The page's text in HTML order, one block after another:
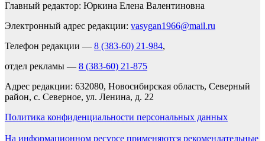
Главный редактор: Юркина Елена Валентиновна
Электронный адрес редакции: vasygan1966@mail.ru
Телефон редакции — 8 (383-60) 21-984,
отдел рекламы — 8 (383-60) 21-875
Адрес редакции: 632080, Новосибирская область, Северный
район, с. Северное, ул. Ленина, д. 22
Политика конфиденциальности персональных данных
На информационном ресурсе применяются рекомендательные